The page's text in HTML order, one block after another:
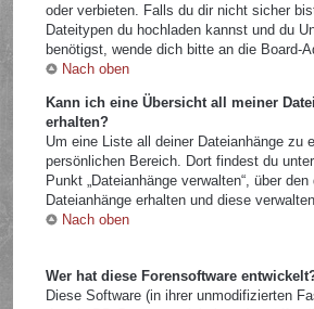
oder verbieten. Falls du dir nicht sicher
Dateitypen du hochladen kannst und du
benötigst, wende dich bitte an die Board-
Nach oben
Kann ich eine Übersicht all meiner
erhalten?
Um eine Liste all deiner Dateianhänge zu
persönlichen Bereich. Dort findest du
Punkt „Dateianhänge verwalten“, über
Dateianhänge erhalten und diese
Nach oben
Wer hat diese Forensoftware
Diese Software (in ihrer unmodifizierten